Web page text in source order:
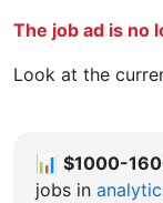
The job ad is no
Look at the
📊 $1000-
jobs in